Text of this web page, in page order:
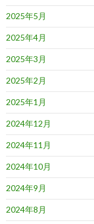
2025年5月
2025年4月
2025年3月
2025年2月
2025年1月
2024年12月
2024年11月
2024年10月
2024年9月
2024年8月